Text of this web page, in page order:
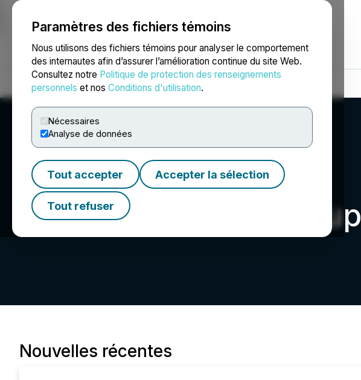
Paramètres des fichiers témoins
Nous utilisons des fichiers témoins pour analyser le comportement
des internautes afin d’assurer l’amélioration continue du site Web.
Consultez notre Politique de protection des renseignements
personnels et nos Conditions d'utilisation.
Nécessaires
Analyse de données
Tout accepter Accepter la sélection
Tout refuser
NEWSFILE
Accueil À propos Services Salle de presse Blogue
Dupont Advisory Group
Nouvelles récentes